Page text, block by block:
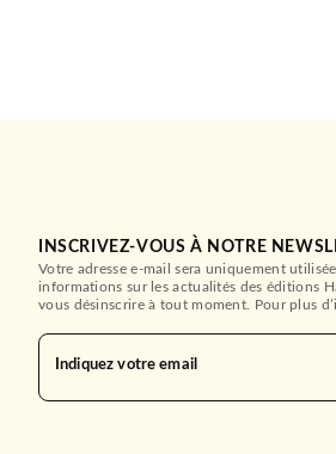
INSCRIVEZ-VOUS À NOTRE
Votre adresse e-mail sera uniquement
informations sur les actualités des éditions
vous désinscrire à tout moment. Pour plus
Indiquez votre email